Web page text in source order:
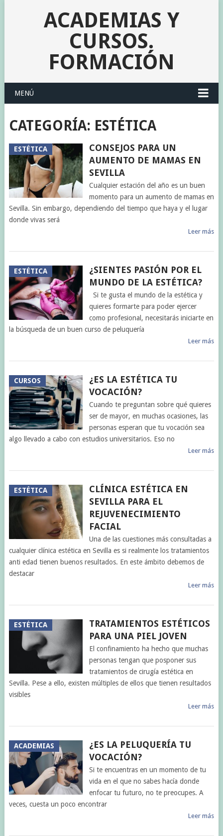
ACADEMIAS Y
CURSOS.
FORMACIÓN
MENÚ
CATEGORÍA: ESTÉTICA
ESTÉTICA
CONSEJOS PARA UN
AUMENTO DE MAMAS EN
SEVILLA
Cualquier estación del año es un buen
momento para un aumento de mamas en
Sevilla. Sin embargo, dependiendo del tiempo que haya y el lugar
donde vivas será
Leer más
ESTÉTICA
¿SIENTES PASIÓN POR EL
MUNDO DE LA ESTÉTICA?
Si te gusta el mundo de la estética y
quieres formarte para poder ejercer
como profesional, necesitarás iniciarte en
la búsqueda de un buen curso de peluquería
Leer más
CURSOS
¿ES LA ESTÉTICA TU
VOCACIÓN?
Cuando te preguntan sobre qué quieres
ser de mayor, en muchas ocasiones, las
personas esperan que tu vocación sea
algo llevado a cabo con estudios universitarios. Eso no
Leer más
ESTÉTICA
CLÍNICA ESTÉTICA EN
SEVILLA PARA EL
REJUVENECIMIENTO
FACIAL
Una de las cuestiones más consultadas a
cualquier clínica estética en Sevilla es si realmente los tratamientos
anti edad tienen buenos resultados. En este ámbito debemos de
destacar
Leer más
ESTÉTICA
TRATAMIENTOS ESTÉTICOS
PARA UNA PIEL JOVEN
El confinamiento ha hecho que muchas
personas tengan que posponer sus
tratamientos de cirugía estética en
Sevilla. Pese a ello, existen múltiples de ellos que tienen resultados
visibles
Leer más
ACADEMIAS
¿ES LA PELUQUERÍA TU
VOCACIÓN?
Si te encuentras en un momento de tu
vida en el que no sabes hacía donde
enfocar tu futuro, no te preocupes. A
veces, cuesta un poco encontrar
Leer más